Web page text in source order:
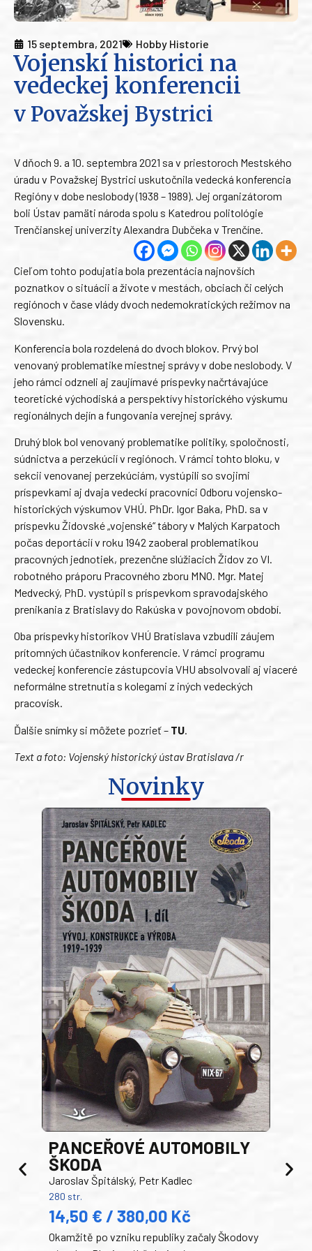
15 septembra, 2021 Hobby Historie
Vojenskí historici na
vedeckej konferencii
v Považskej Bystrici
V dňoch 9. a 10. septembra 2021 sa v priestoroch Mestského
úradu v Považskej Bystrici uskutočnila vedecká konferencia
Regióny v dobe neslobody (1938 – 1989). Jej organizátorom
boli Ústav pamäti národa spolu s Katedrou politológie
Trenčianskej univerzity Alexandra Dubčeka v Trenčíne.
Cieľom tohto podujatia bola prezentácia najnovších
poznatkov o situácii a živote v mestách, obciach či celých
regiónoch v čase vlády dvoch nedemokratických režimov na
Slovensku.
Konferencia bola rozdelená do dvoch blokov. Prvý bol
venovaný problematike miestnej správy v dobe neslobody. V
jeho rámci odzneli aj zaujímavé príspevky načrtávajúce
teoretické východiská a perspektívy historického výskumu
regionálnych dejín a fungovania verejnej správy.
Druhý blok bol venovaný problematike politiky, spoločnosti,
súdnictva a perzekúcií v regiónoch. V rámci tohto bloku, v
sekcii venovanej perzekúciám, vystúpili so svojimi
príspevkami aj dvaja vedeckí pracovníci Odboru vojensko-
historických výskumov VHÚ. PhDr. Igor Baka, PhD. sa v
príspevku Židovské „vojenské“ tábory v Malých Karpatoch
počas deportácií v roku 1942 zaoberal problematikou
pracovných jednotiek, prezenčne slúžiacich Židov zo VI.
robotného práporu Pracovného zboru MNO. Mgr. Matej
Medvecký, PhD. vystúpil s príspevkom spravodajského
prenikania z Bratislavy do Rakúska v povojnovom období.
Oba príspevky historikov VHÚ Bratislava vzbudili záujem
prítomných účastníkov konferencie. V rámci programu
vedeckej konferencie zástupcovia VHU absolvovali aj viaceré
neformálne stretnutia s kolegami z iných vedeckých
pracovísk.
Ďalšie snímky si môžete pozrieť – TU.
Text a foto: Vojenský historický ústav Bratislava /r
Novinky
PANCEŘOVÉ AUTOMOBILY
ŠKODA
Jaroslav Špitálský, Petr Kadlec
280 str.
14,50 € / 380,00 Kč
Okamžitě po vzniku republiky začaly Škodovy